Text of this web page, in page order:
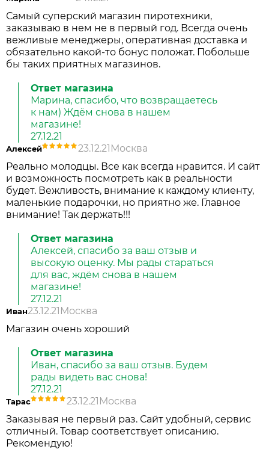
Самый суперский магазин пиротехники,
заказываю в нем не в первый год. Всегда очень
вежливые менеджеры, оперативная доставка и
обязательно какой-то бонус положат. Побольше
бы таких приятных магазинов.
Ответ магазина
Марина, спасибо, что возвращаетесь
к нам) Ждём снова в нашем
магазине!
27.12.21
Алексей 23.12.21 Москва
Реально молодцы. Все как всегда нравится. И сайт
и возможность посмотреть как в реальности
будет. Вежливость, внимание к каждому клиенту,
маленькие подарочки, но приятно же. Главное
внимание! Так держать!!!
Ответ магазина
Алексей, спасибо за ваш отзыв и
высокую оценку. Мы рады стараться
для вас, ждём снова в нашем
магазине!
27.12.21
Иван23.12.21 Москва
Магазин очень хороший
Ответ магазина
Иван, спасибо за ваш отзыв. Будем
рады видеть вас снова!
27.12.21
Тарас 23.12.21 Москва
Заказывая не первый раз. Сайт удобный, сервис
отличный. Товар соответствует описанию.
Рекомендую!